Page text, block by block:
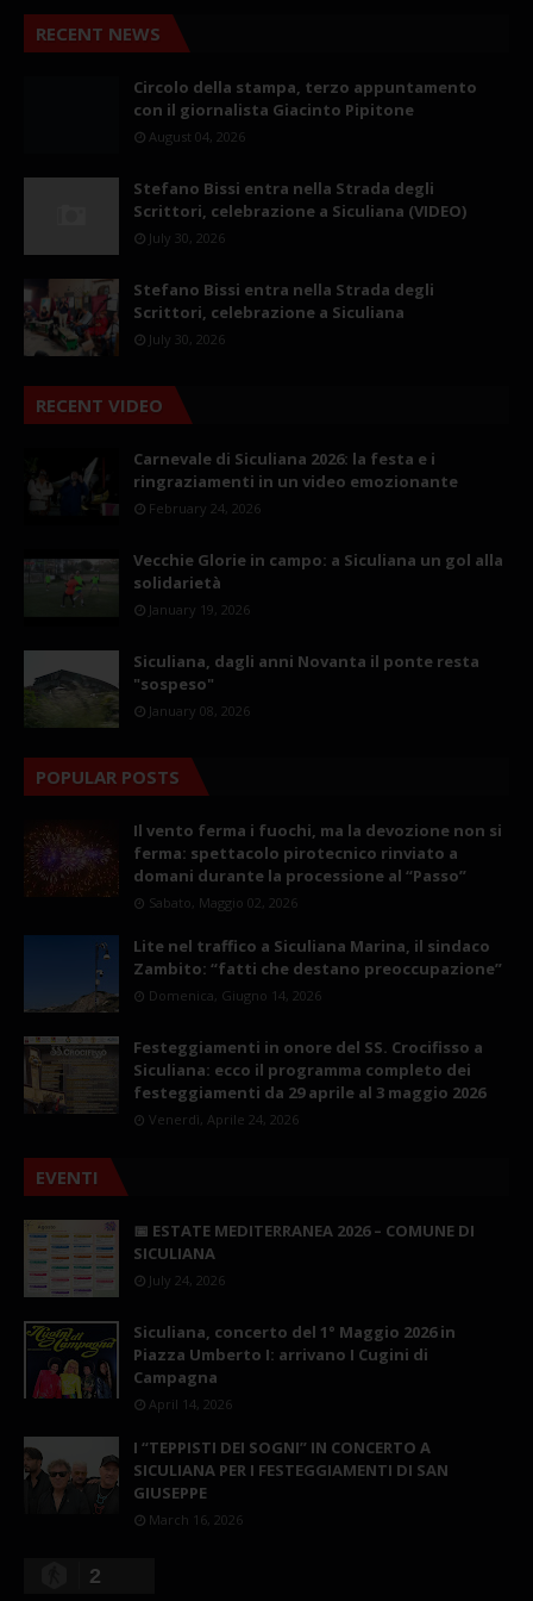
RECENT NEWS
Circolo della stampa, terzo appuntamento
con il giornalista Giacinto Pipitone
August 04, 2026
Stefano Bissi entra nella Strada degli
Scrittori, celebrazione a Siculiana (VIDEO)
July 30, 2026
Stefano Bissi entra nella Strada degli
Scrittori, celebrazione a Siculiana
July 30, 2026
RECENT VIDEO
Carnevale di Siculiana 2026: la festa e i
ringraziamenti in un video emozionante
February 24, 2026
Vecchie Glorie in campo: a Siculiana un gol alla
solidarietà
January 19, 2026
Siculiana, dagli anni Novanta il ponte resta
"sospeso"
January 08, 2026
POPULAR POSTS
Il vento ferma i fuochi, ma la devozione non si
ferma: spettacolo pirotecnico rinviato a
domani durante la processione al “Passo”
Sabato, Maggio 02, 2026
Lite nel traffico a Siculiana Marina, il sindaco
Zambito: “fatti che destano preoccupazione”
Domenica, Giugno 14, 2026
Festeggiamenti in onore del SS. Crocifisso a
Siculiana: ecco il programma completo dei
festeggiamenti da 29 aprile al 3 maggio 2026
Venerdì, Aprile 24, 2026
EVENTI
📅 ESTATE MEDITERRANEA 2026 – COMUNE DI
SICULIANA
July 24, 2026
Siculiana, concerto del 1° Maggio 2026 in
Piazza Umberto I: arrivano I Cugini di
Campagna
April 14, 2026
I “TEPPISTI DEI SOGNI” IN CONCERTO A
SICULIANA PER I FESTEGGIAMENTI DI SAN
GIUSEPPE
March 16, 2026
2